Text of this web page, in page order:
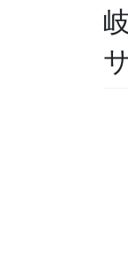
岐阜県警と関係機関連携の児童虐